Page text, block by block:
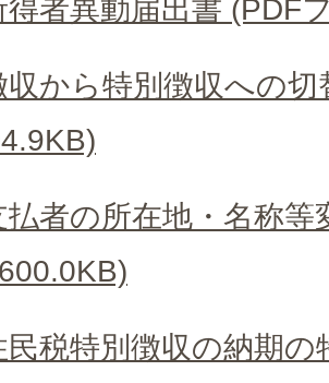
得者異動届出書 (PDF
収から特別徴収への
払者の所在地・名称等
民税特別徴収の納期